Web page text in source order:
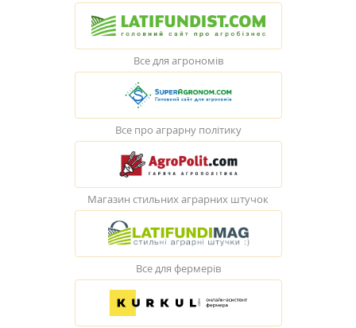
Все для агрономів
Все про аграрну політику
Магазин стильних аграрних штучок
Все для фермерів